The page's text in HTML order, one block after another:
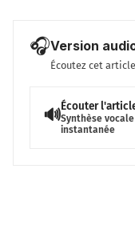
🎧Version
Écoutez cet
🔊Écouter
Synthèse vocale
instantanée